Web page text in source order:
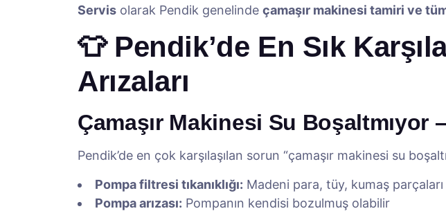
Servis olarak Pendik genelinde çamaşır makinesi tamiri ve
👕 Pendik’de En Sık
Arızaları
Çamaşır Makinesi Su Boşaltmıyor
Pendik’de en çok karşılaşılan sorun “çamaşır makinesi su
Pompa filtresi tıkanıklığı: Madeni para, tüy, kumaş parçaları
Pompa arızası: Pompanın kendisi bozulmuş olabilir